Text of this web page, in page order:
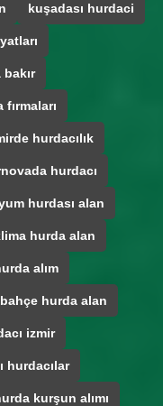
kuşadası hurdaci
hurdacılık
hurdacı
hurdası alan
hurda alan
alım
hurda alan
izmir
hurdacılar
kurşun alımı